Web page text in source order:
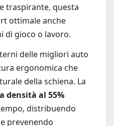
traspirante, questa
ottimale anche
di gioco o lavoro.
delle migliori auto
ergonomica che
della schiena. La
densità al 55%
distribuendo
prevenendo